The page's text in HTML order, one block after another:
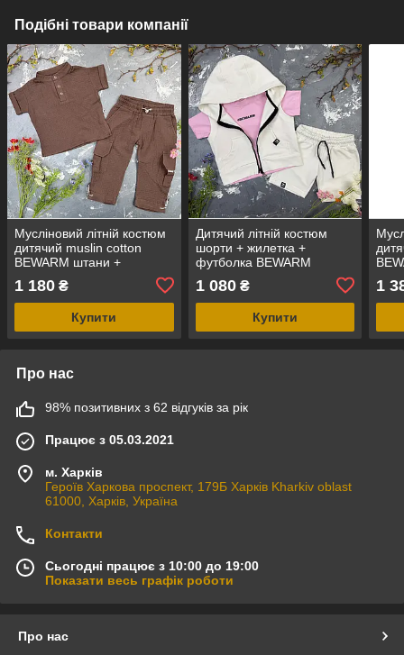
Подібні товари компанії
Мусліновий літній костюм
дитячий muslin cotton
BEWARM штани +
1 180 ₴
Купити
Дитячий літній костюм
шорти + жилетка +
футболка BEWARM
1 080₴
Купити
1
Про нас
98% позитивних з 62 відгуків за рік
Працює з 05.03.2021
м. Харків
Героїв Харкова проспект, 179Б Харків Kharkiv oblast
61000, Харків, Україна
Контакти
Сьогодні працює з 10:00 до 19:00
Показати весь графік роботи
Про нас